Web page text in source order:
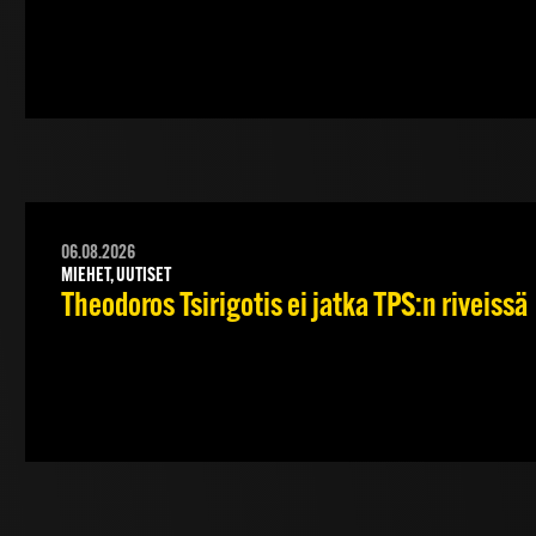
06.08.2026
MIEHET, UUTISET
Theodoros Tsirigotis ei jatka TPS:n riveissä